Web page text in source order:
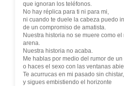
que ignoran los teléfonos.
No hay réplica para ti ni para mi,
ni cuando te duele la cabeza puedo
de un compromiso de amatista.
Nuestra historia no se muere como
arena.
Nuestra historia no acaba.
Me hablas por medio del rumor de un
o haces el sexo con las ventanas
Te acurrucas en mi pasado sin chistar,
y sigues embistiendo el horizonte